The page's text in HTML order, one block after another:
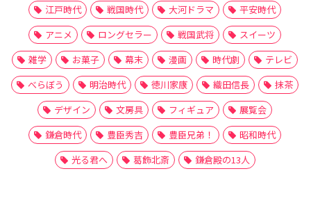
江戸時代 戦国時代 大河ドラマ
平安時代
アニメ
ロングセラー 戦国武将
スイーツ
雑学
お菓子 幕末 漫画 時代劇
テレビ
べらぼう
明治時代 徳川家康 織田信長
抹茶
デザイン
文房具 フィギュア
展覧会
鎌倉時代
豊臣秀吉 豊臣兄弟！
昭和時代
光る君へ
葛飾北斎 鎌倉殿の13人